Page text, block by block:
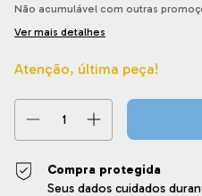
Não acumulável com outras
Ver mais detalhes
Atenção, última peça!
Compra protegida
Seus dados cuidados